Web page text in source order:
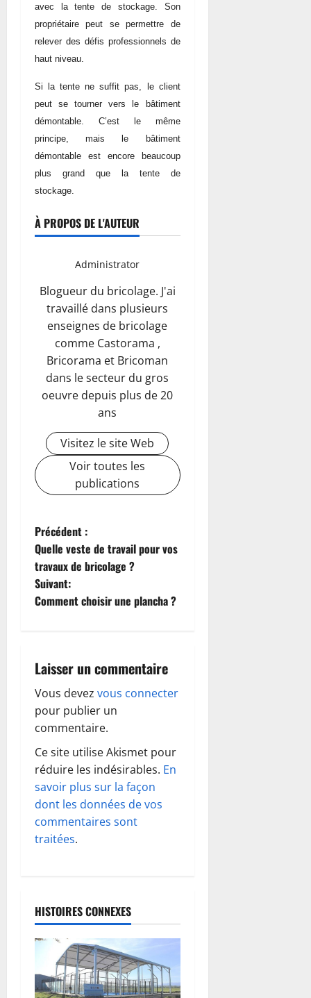
avec la tente de stockage. Son
propriétaire peut se permettre de
relever des défis professionnels de
haut niveau.
Si la tente ne suffit pas, le client
peut se tourner vers le bâtiment
démontable. C’est le même
principe, mais le bâtiment
démontable est encore beaucoup
plus grand que la tente de
stockage.
À PROPOS DE L'AUTEUR
Administrator
Blogueur du bricolage. J'ai
travaillé dans plusieurs
enseignes de bricolage
comme Castorama ,
Bricorama et Bricoman
dans le secteur du gros
oeuvre depuis plus de 20
ans
Visitez le site Web
Voir toutes les
publications
N
a
v
a
t
i
o
n
d
r
t
i
Précédent :
Quelle veste de travail pour vos
travaux de bricolage ?
Suivant:
Comment choisir une plancha ?
Laisser un commentaire
Vous devez vous connecter
pour publier un
commentaire.
Ce site utilise Akismet pour
réduire les indésirables. En
savoir plus sur la façon
dont les données de vos
commentaires sont
traitées.
HISTOIRES CONNEXES